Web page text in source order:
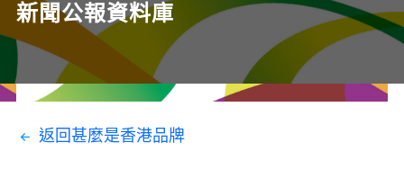
新聞公報資料庫
返回甚麼是香港品牌